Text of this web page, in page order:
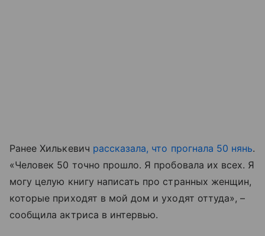
Ранее Хилькевич рассказала, что прогнала 50 нянь.
«Человек 50 точно прошло. Я пробовала их всех. Я
могу целую книгу написать про странных женщин,
которые приходят в мой дом и уходят оттуда», –
сообщила актриса в интервью.